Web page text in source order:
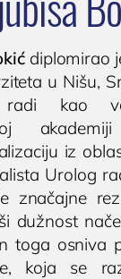
sa
i lečenje polno
i
i
diplomirao
u Nišu,
kao
iz
Urolog
značajne
dužnost
toga osniva
koja se